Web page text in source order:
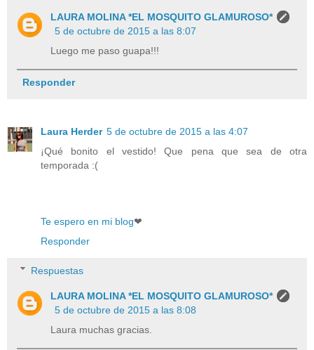
LAURA MOLINA *EL MOSQUITO GLAMUROSO*
5 de octubre de 2015 a las 8:07
Luego me paso guapa!!!
Responder
Laura Herder 5 de octubre de 2015 a las 4:07
¡Qué bonito el vestido! Que pena que sea de otra
temporada :(
Te espero en mi blog❤
Responder
Respuestas
LAURA MOLINA *EL MOSQUITO GLAMUROSO*
5 de octubre de 2015 a las 8:08
Laura muchas gracias.